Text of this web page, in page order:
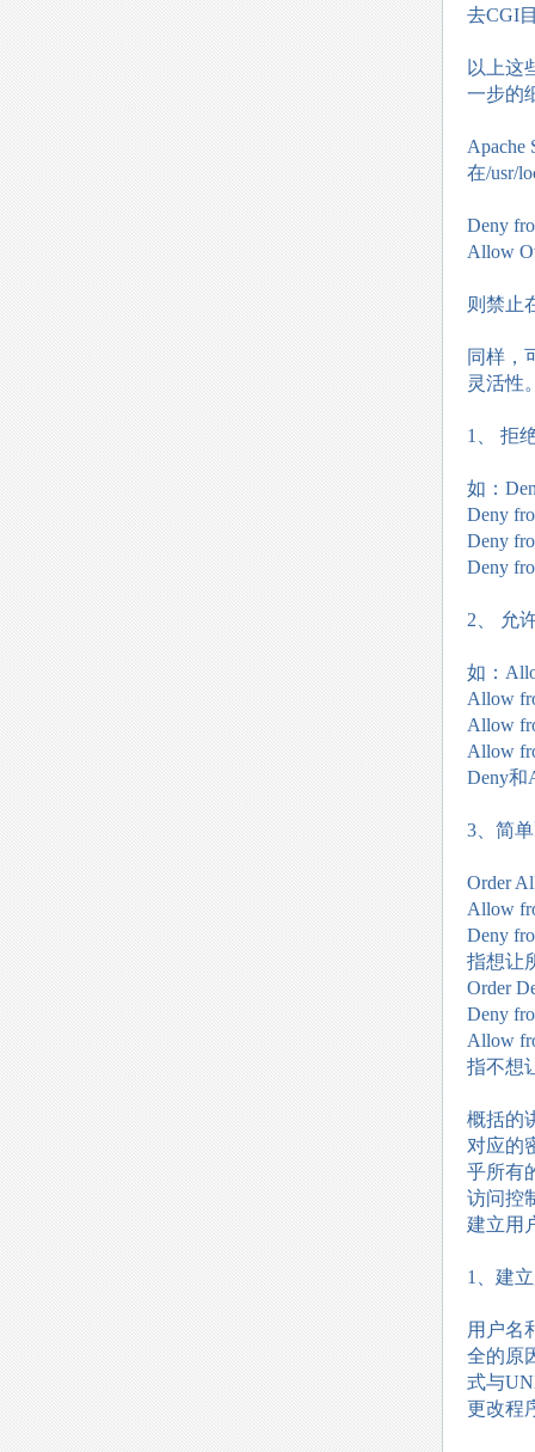
去CGI
以上这
一步的
Apache
在/usr/
Deny
Allow
则禁止
同样，
灵活性
1、 拒
如：
Deny
Deny
Deny
2、 允
如：
Allow
Allow
Allow
Deny和
3、简
Order
Allow
Deny
指想让
Order
Deny
Allow
指不想
概括的
对应的
乎所有
访问控
建立用
1、建
用户名
全的原
式与
更改程